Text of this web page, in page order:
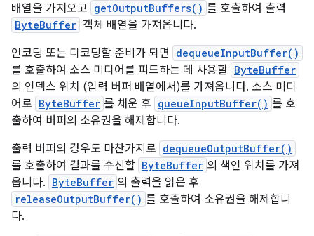
배열을 가져오고 getOutputBuffers() 를 호출하여 출력
ByteBuffer 객체 배열을 가져옵니다.
인코딩 또는 디코딩할 준비가 되면
dequeueInputBuffer()
를 호출하여 소스 미디어를 피드하는 데 사용할 ByteBuffer
의 인덱스 위치 (입력 버퍼 배열에서)를 가져옵니다. 소스 미디
어로 ByteBuffer 를 채운 후 queueInputBuffer() 를 호
출하여 버퍼의 소유권을 해제합니다.
출력 버퍼의 경우도 마찬가지로 dequeueOutputBuffer()
를 호출하여 결과를 수신할 ByteBuffer 의 색인 위치를 가져
옵니다. ByteBuffer 의 출력을 읽은 후
releaseOutputBuffer() 를 호출하여 소유권을 해제합니
다.